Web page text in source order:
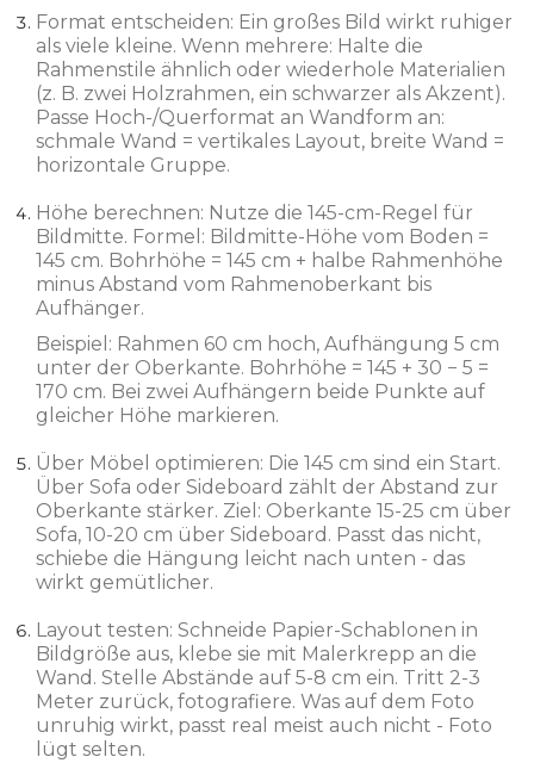
Format entscheiden: Ein großes Bild wirkt ruhiger
als viele kleine. Wenn mehrere: Halte die
Rahmenstile ähnlich oder wiederhole Materialien
(z. B. zwei Holzrahmen, ein schwarzer als Akzent).
Passe Hoch-/Querformat an Wandform an:
schmale Wand = vertikales Layout, breite Wand =
horizontale Gruppe.
Höhe berechnen: Nutze die 145-cm-Regel für
Bildmitte. Formel: Bildmitte-Höhe vom Boden =
145 cm. Bohrhöhe = 145 cm + halbe Rahmenhöhe
minus Abstand vom Rahmenoberkant bis
Aufhänger.
Beispiel: Rahmen 60 cm hoch, Aufhängung 5 cm
unter der Oberkante. Bohrhöhe = 145 + 30 − 5 =
170 cm. Bei zwei Aufhängern beide Punkte auf
gleicher Höhe markieren.
Über Möbel optimieren: Die 145 cm sind ein Start.
Über Sofa oder Sideboard zählt der Abstand zur
Oberkante stärker. Ziel: Oberkante 15-25 cm über
Sofa, 10-20 cm über Sideboard. Passt das nicht,
schiebe die Hängung leicht nach unten - das
wirkt gemütlicher.
Layout testen: Schneide Papier-Schablonen in
Bildgröße aus, klebe sie mit Malerkrepp an die
Wand. Stelle Abstände auf 5-8 cm ein. Tritt 2-3
Meter zurück, fotografiere. Was auf dem Foto
unruhig wirkt, passt real meist auch nicht - Foto
lügt selten.